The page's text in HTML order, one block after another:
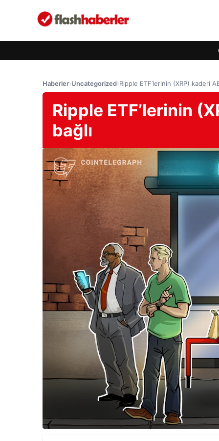
Haberler›Uncategorized›Ripple ETF’lerinin (XRP) kaderi
Ripple ETF’lerinin
bağlı